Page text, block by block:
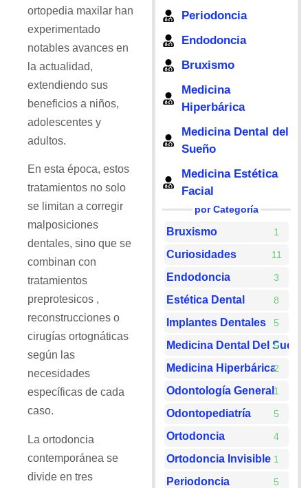
ortopedia maxilar han
experimentado
notables avances en
la actualidad,
extendiendo sus
beneficios a niños,
adolescentes y
adultos.
En esta época, estos
tratamientos no solo
se limitan a corregir
malposiciones
dentales, sino que se
combinan con
tratamientos
preprotesicos ,
reconstrucciones o
cirugías ortognáticas
según las
necesidades
específicas de cada
caso.
La ortodoncia
contemporánea se
divide en tres
Periodoncia
Endodoncia
Bruxismo
Medicina
Hiperbárica
Medicina Dental del
Sueño
Medicina Estética
Facial
por Categoría
Bruxismo 1
Curiosidades 11
Endodoncia 3
Estética Dental 8
Implantes Dentales 5
Medicina Dental Del Sueño
5
Medicina Hiperbárica2
Odontología General1
Odontopediatría 5
Ortodoncia 4
Ortodoncia Invisible 1
Periodoncia 5